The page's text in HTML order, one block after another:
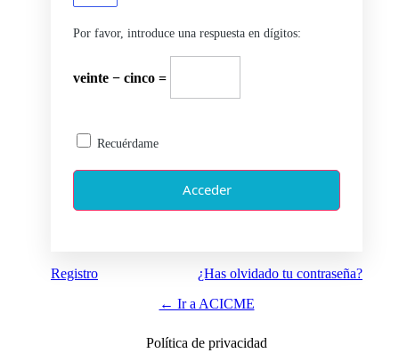
Por favor, introduce una respuesta en dígitos:
veinte − cinco =
Recuérdame
Registro
¿Has olvidado tu contraseña?
← Ir a ACICME
Política de privacidad